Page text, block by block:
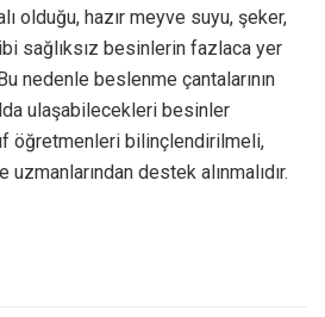
olduğu, hazır meyve suyu, şeker,
sağlıksız besinlerin fazlaca yer
nedenle beslenme çantalarının
ulaşabilecekleri besinler
öğretmenleri bilinçlendirilmeli,
destek alınmalıdır.